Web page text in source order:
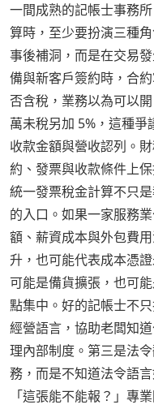
一間成熟的記帳士事務
算時，至少要扮演三種
事後補洞，而是在交易
備與新客戶簽約時，合
否含稅，業務以為可以
萬未稅另加 5%，這種爭
收款金額與營收認列。
約、發票與收款條件上
統一發票稅金計算不只
的入口。如果一家服務
額、薪資成本與外包費
升，也可能代表成本憑
可能是備貨擴張，也可
點集中。好的記帳士不
經營語言，協助老闆知
理內部制度。第三是法
務，而是不知道法令語
「這張能不能報？」專